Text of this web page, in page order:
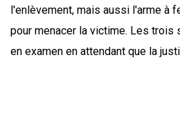
l'enlèvement, mais aussi l'arme à
pour menacer la victime. Les
en examen en attendant que la